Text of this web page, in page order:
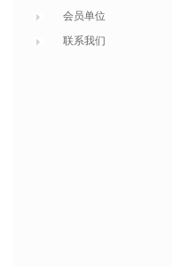
会员单位
联系我们